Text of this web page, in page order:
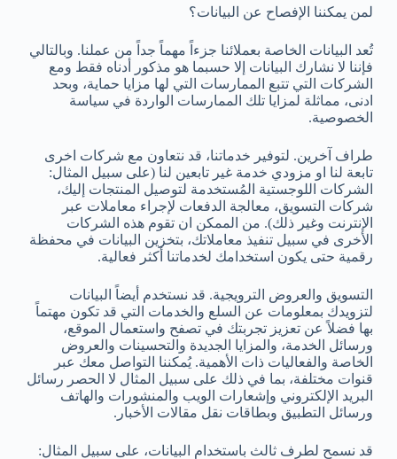
لمن يمكننا الإفصاح عن البيانات؟
تُعد البيانات الخاصة بعملائنا جزءاً مهماً جداً من عملنا. وبالتالي
فإننا لا نشارك البيانات إلا حسبما هو مذكور أدناه فقط ومع
الشركات التي تتبع الممارسات التي لها مزايا حماية، وبحد
ادنى، مماثلة لمزايا تلك الممارسات الواردة في سياسة
الخصوصية.
طراف آخرين. لتوفير خدماتنا، قد نتعاون مع شركات اخرى
تابعة لنا او مزودي خدمة غير تابعين لنا (على سبيل المثال:
الشركات اللوجستية المُستخدمة لتوصيل المنتجات إليك،
شركات التسويق، معالجة الدفعات لإجراء معاملات عبر
الإنترنت وغير ذلك). من الممكن ان تقوم هذه الشركات
الأخرى في سبيل تنفيذ معاملاتك، بتخزين البيانات في محفظة
رقمية حتى يكون استخدامك لخدماتنا أكثر فعالية.
التسويق والعروض الترويجية. قد نستخدم أيضاً البيانات
لتزويدك بمعلومات عن السلع والخدمات التي قد تكون مهتماً
بها فضلاً عن تعزيز تجربتك في تصفح واستعمال الموقع،
ورسائل الخدمة، والمزايا الجديدة والتحسينات والعروض
الخاصة والفعاليات ذات الأهمية. يُمكننا التواصل معك عبر
قنوات مختلفة، بما في ذلك على سبيل المثال لا الحصر رسائل
البريد الإلكتروني وإشعارات الويب والمنشورات والهاتف
ورسائل التطبيق وبطاقات نقل مقالات الأخبار.
قد نسمح لطرف ثالث باستخدام البيانات، على سبيل المثال: